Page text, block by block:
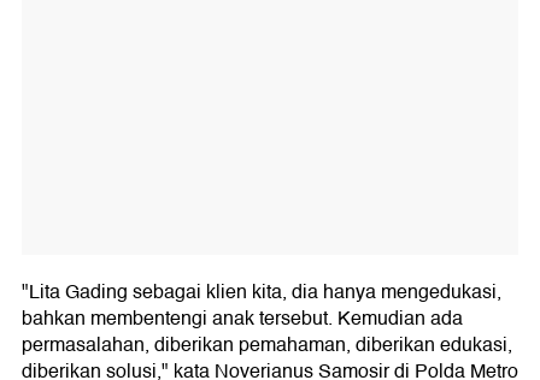
"Lita Gading sebagai klien kita, dia hanya mengedukasi,
bahkan membentengi anak tersebut. Kemudian ada
permasalahan, diberikan pemahaman, diberikan edukasi,
diberikan solusi," kata Noverianus Samosir di Polda Metro